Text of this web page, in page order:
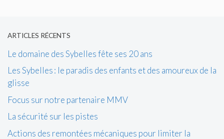
ARTICLES RÉCENTS
Le domaine des Sybelles fête ses 20 ans
Les Sybelles : le paradis des enfants et des amoureux de la
glisse
Focus sur notre partenaire MMV
La sécurité sur les pistes
Actions des remontées mécaniques pour limiter la